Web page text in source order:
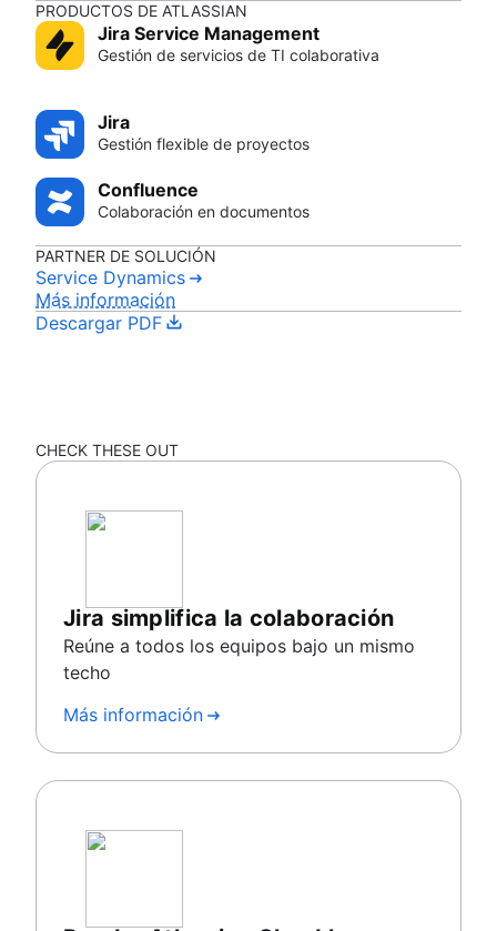
PRODUCTOS DE ATLASSIAN
Jira Service Management
Gestión de servicios de TI colaborativa
Jira
Gestión flexible de proyectos
Confluence
Colaboración en documentos
PARTNER DE SOLUCIÓN
Service Dynamics
Más información
Descargar PDF
CHECK THESE OUT
Jira simplifica la colaboración
Reúne a todos los equipos bajo un mismo
techo
Más información